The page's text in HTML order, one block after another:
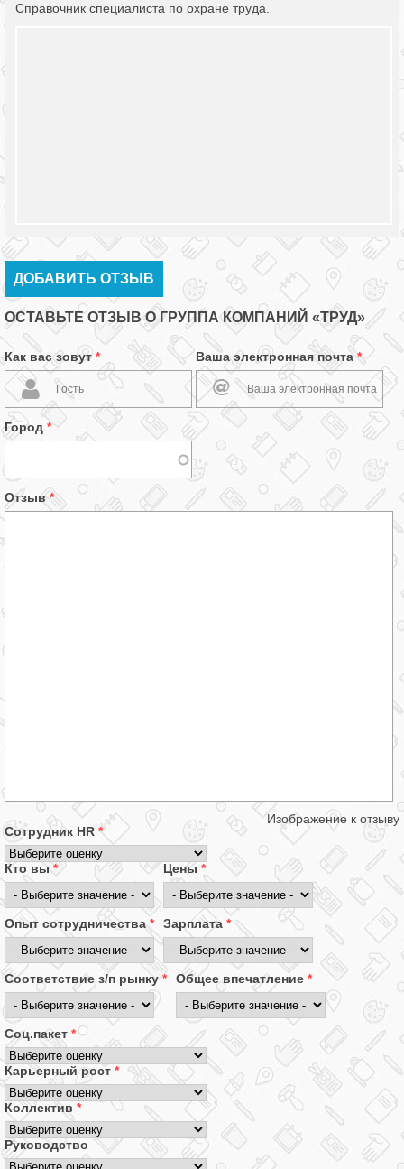
Справочник специалиста по охране труда.
ДОБАВИТЬ ОТЗЫВ
ОСТАВЬТЕ ОТЗЫВ О ГРУППА КОМПАНИЙ «ТРУД»
Как вас зовут* Ваша электронная почта*
Город *
Отзыв*
Изображение к отзыву
Сотрудник HR *
Кто вы * Цены *
Опыт сотрудничества* Зарплата *
Соответствие з/п рынку* Общее впечатление *
Соц.пакет *
Карьерный рост *
Коллектив *
Руководство